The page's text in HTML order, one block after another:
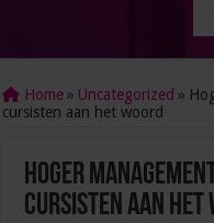
Home » Uncategorized »
cursisten aan het woord
Hoger
cursisten aan het